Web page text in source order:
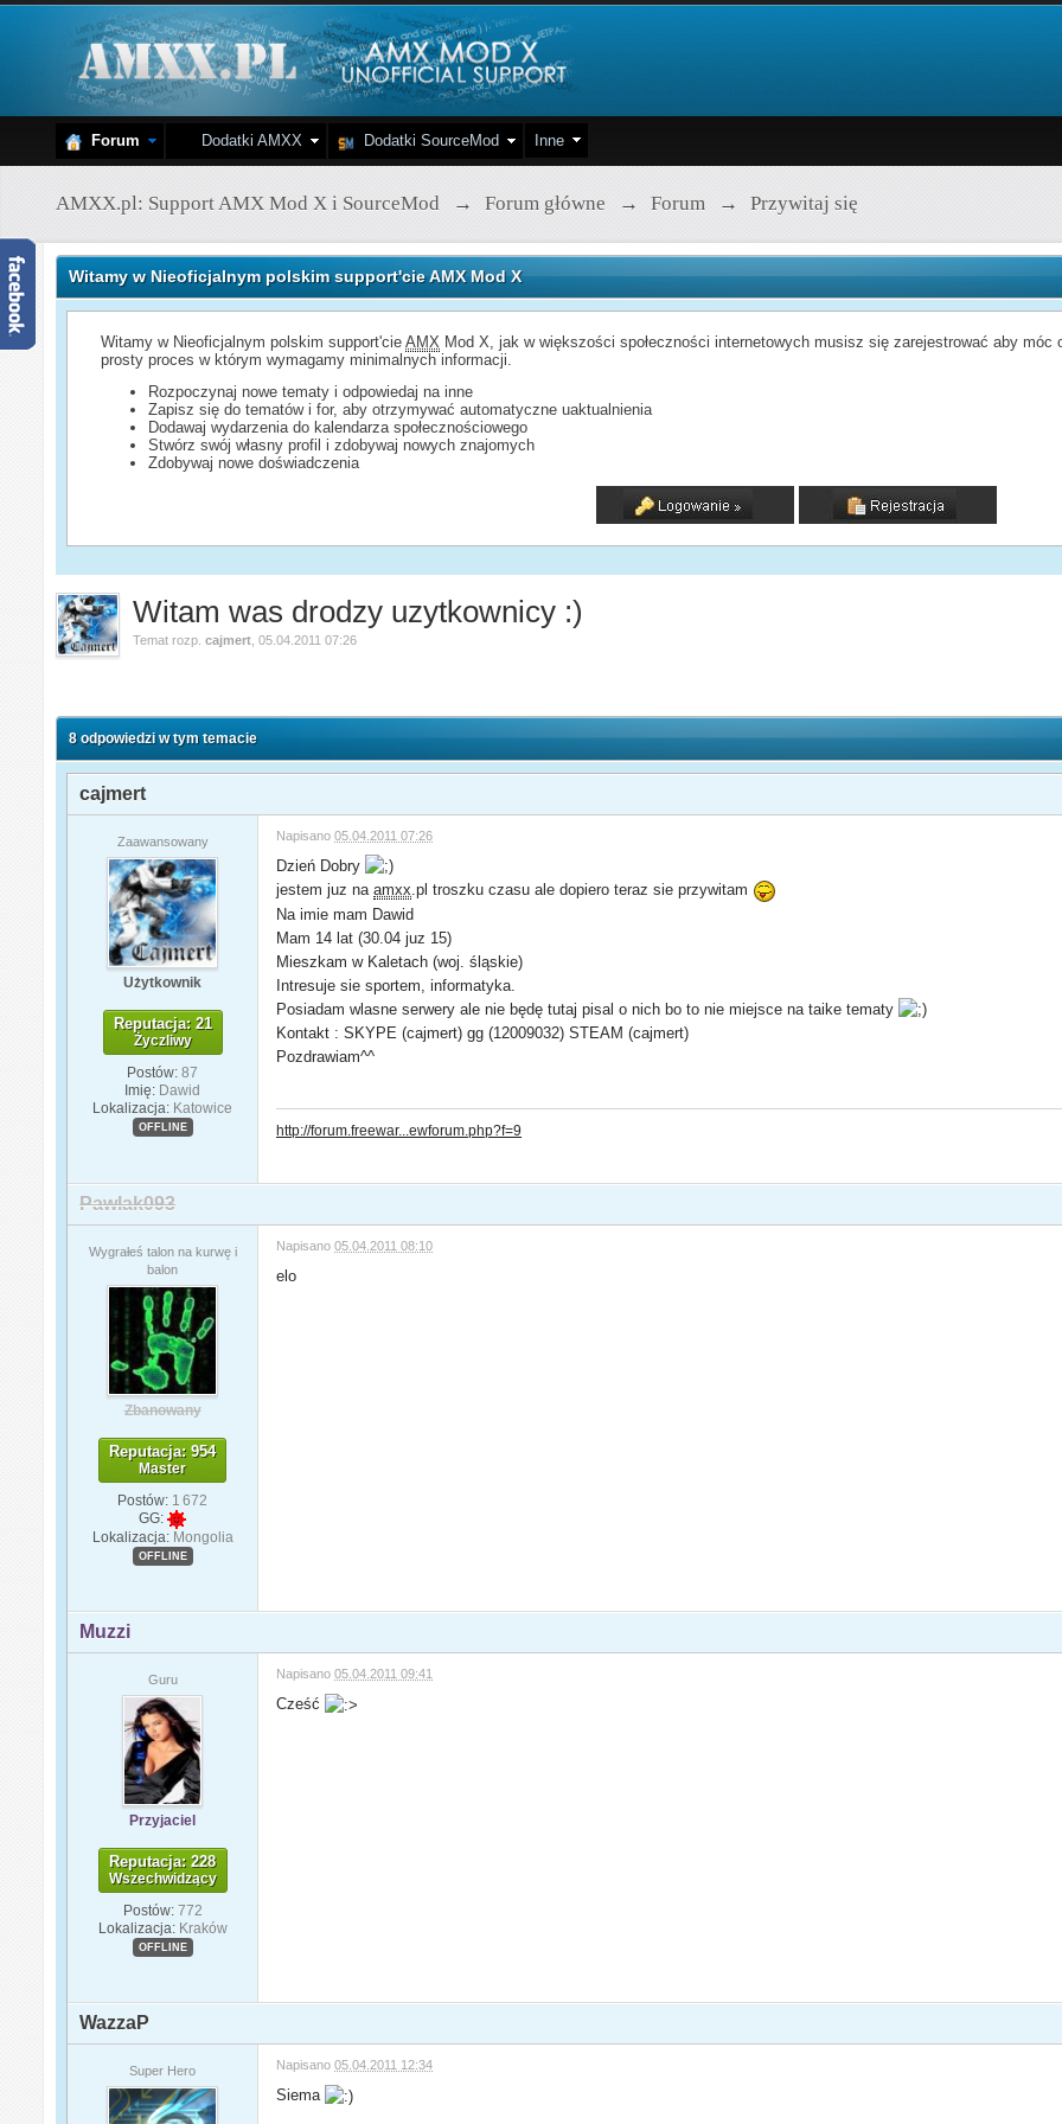
Forum Dodatki AMXX Dodatki SourceMod Inne
AMXX.pl: Support AMX Mod X i SourceMod → Forum główne → Forum → Przywitaj się
Witamy w Nieoficjalnym polskim support'cie AMX Mod X
Witamy w Nieoficjalnym polskim support'cieAMX Mod X, jak w większości społeczności internetowych musisz się zarejestrować aby
prosty proces w którym wymagamy minimalnych informacji.
Rozpoczynaj nowe tematy i odpowiedaj na inne
Zapisz się do tematów i for, aby otrzymywać automatyczne uaktualnienia
Dodawaj wydarzenia do kalendarza społecznościowego
Stwórz swój własny profil i zdobywaj nowych znajomych
Zdobywaj nowe doświadczenia
Witam was drodzy uzytkownicy :)
Temat rozp.cajmert ,05.04.2011 07:26
8 odpowiedzi w tym temacie
cajmert
Zaawansowany
Użytkownik
Reputacja: 21
Życzliwy
Postów: 87
Imię: Dawid
Lokalizacja: Katowice
OFFLINE
Napisano05.04.2011 07:26
Dzień Dobry
jestem juz naamxx.pl troszku czasu ale dopiero teraz sie przywitam
Na imie mam Dawid
Mam 14 lat (30.04 juz 15)
Mieszkam w Kaletach (woj. śląskie)
Intresuje sie sportem, informatyka.
Posiadam wlasne serwery ale nie będę tutaj pisal o nich bo to nie miejsce na taike tematy
Kontakt : SKYPE (cajmert) gg (12009032) STEAM (cajmert)
Pozdrawiam^^
http://forum.freewar...ewforum.php?f=9
Pawlak093
Wygrałeś talon na kurwę i
balon
Zbanowany
Reputacja: 954
Master
Postów: 1 672
GG:
Lokalizacja: Mongolia
OFFLINE
Napisano05.04.2011 08:10
elo
Muzzi
Guru
Przyjaciel
Reputacja: 228
Wszechwidzący
Postów: 772
Lokalizacja: Kraków
OFFLINE
Napisano05.04.2011 09:41
Cześć
WazzaP
Super Hero Napisano05.04.2011 12:34
Siema